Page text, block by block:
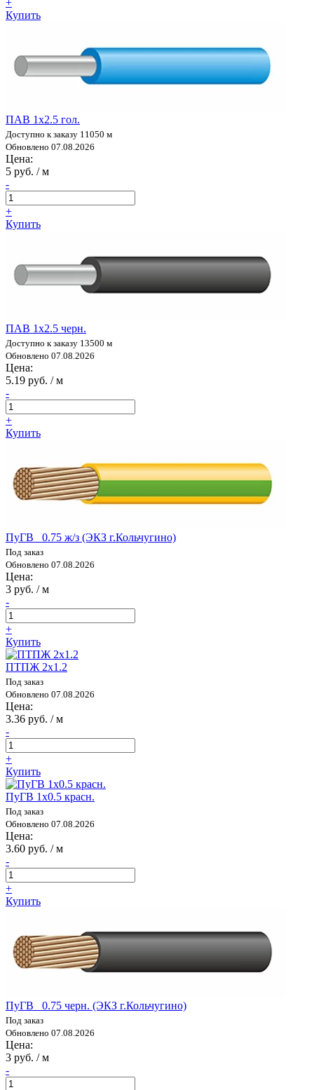
Купить
ПАВ 1х2.5 гол.
Доступно к заказу 11050 м
Обновлено 07.08.2026
Цена:
5 руб. / м
-
+
Купить
ПАВ 1х2.5 черн.
Доступно к заказу 13500 м
Обновлено 07.08.2026
Цена:
5.19 руб. / м
-
+
Купить
ПуГВ 0.75 ж/з (ЭКЗ г.Кольчугино)
Под заказ
Обновлено 07.08.2026
Цена:
3 руб. / м
-
+
Купить
ПТПЖ 2х1.2
Под заказ
Обновлено 07.08.2026
Цена:
3.36 руб. / м
-
+
Купить
ПуГВ 1х0.5 красн.
Под заказ
Обновлено 07.08.2026
Цена:
3.60 руб. / м
-
+
Купить
ПуГВ 0.75 черн. (ЭКЗ г.Кольчугино)
Под заказ
Обновлено 07.08.2026
Цена:
3 руб. / м
-